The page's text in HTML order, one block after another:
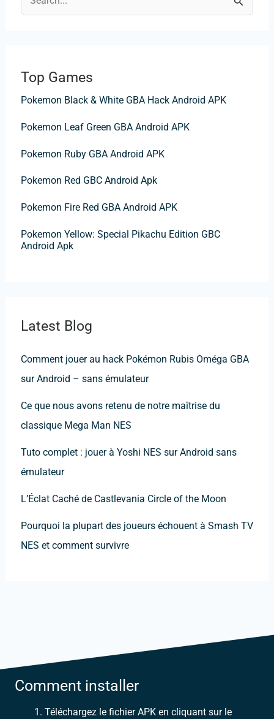
e
r
c
e
r
Top Games
Pokemon Black & White GBA Hack Android APK
Pokemon Leaf Green GBA Android APK
Pokemon Ruby GBA Android APK
Pokemon Red GBC Android Apk
Pokemon Fire Red GBA Android APK
Pokemon Yellow: Special Pikachu Edition GBC
Android Apk
Latest Blog
Comment jouer au hack Pokémon Rubis Oméga GBA
sur Android – sans émulateur
Ce que nous avons retenu de notre maîtrise du
classique Mega Man NES
Tuto complet : jouer à Yoshi NES sur Android sans
émulateur
L’Éclat Caché de Castlevania Circle of the Moon
Pourquoi la plupart des joueurs échouent à Smash TV
NES et comment survivre
Comment installer
Téléchargez le fichier APK en cliquant sur le